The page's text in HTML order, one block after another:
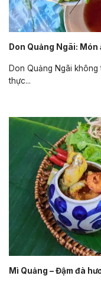
Don Quảng Ngãi:
Don Quảng Ngãi
thực...
Mì Quảng – Đậm đà